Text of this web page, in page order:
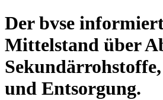
Der bvse
Mittelstand über
und Entsorgung.